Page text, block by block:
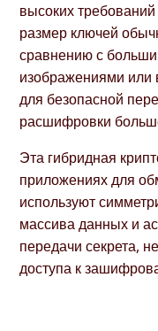
высоких
размер ключей
сравнению с
изображениями или
для безопасной
расшифровки
Эта гибридная
приложениях для
используют
массива данных и
передачи секрета,
доступа к